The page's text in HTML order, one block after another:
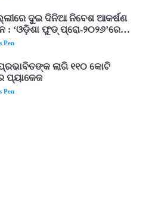
ଲାଗି ୧୧୦ କୋଟି
ପ୍ୟାକେଜ
Pen
ଭୟଙ୍କର ବନ୍ୟା ମୃତ୍ୟୁ ସଂଖ୍ୟା
Pen